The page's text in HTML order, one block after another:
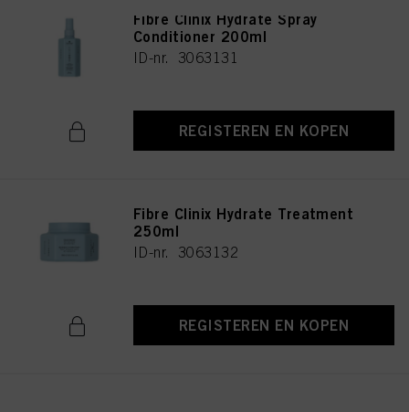
Fibre Clinix Hydrate Spray
Conditioner 200ml
ID-nr. 3063131
REGISTEREN EN KOPEN
Fibre Clinix Hydrate Treatment
250ml
ID-nr. 3063132
REGISTEREN EN KOPEN